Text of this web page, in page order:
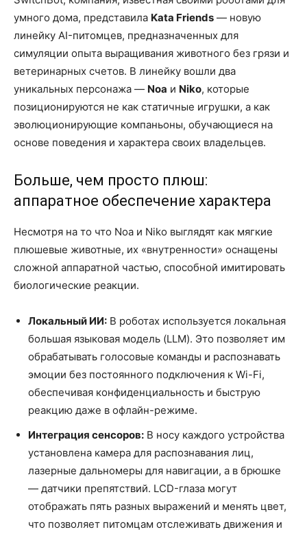
умного дома, представила Kata Friends — новую
линейку AI-питомцев, предназначенных для
симуляции опыта выращивания животного без грязи и
ветеринарных счетов. В линейку вошли два
уникальных персонажа — Noa и Niko, которые
позиционируются не как статичные игрушки, а как
эволюционирующие компаньоны, обучающиеся на
основе поведения и характера своих владельцев.
Больше, чем просто плюш:
аппаратное обеспечение характера
Несмотря на то что Noa и Niko выглядят как мягкие
плюшевые животные, их «внутренности» оснащены
сложной аппаратной частью, способной имитировать
биологические реакции.
Локальный ИИ: В роботах используется локальная
большая языковая модель (LLM). Это позволяет им
обрабатывать голосовые команды и распознавать
эмоции без постоянного подключения к Wi-Fi,
обеспечивая конфиденциальность и быструю
реакцию даже в офлайн-режиме.
Интеграция сенсоров: В носу каждого устройства
установлена камера для распознавания лиц,
лазерные дальномеры для навигации, а в брюшке
— датчики препятствий. LCD-глаза могут
отображать пять разных выражений и менять цвет,
что позволяет питомцам отслеживать движения и